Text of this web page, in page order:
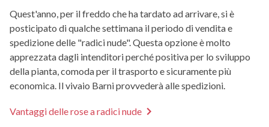
Quest'anno, per il freddo che ha tardato ad arrivare, si è
posticipato di qualche settimana il periodo di vendita e
spedizione delle "radici nude". Questa opzione è molto
apprezzata dagli intenditori perché positiva per lo sviluppo
della pianta, comoda per il trasporto e sicuramente più
economica. Il vivaio Barni provvederà alle spedizioni.
Vantaggi delle rose a radici nude